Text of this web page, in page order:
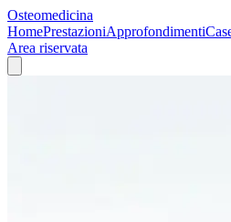
Osteomedicina
HomePrestazioniApprofondimenti
Area riservata